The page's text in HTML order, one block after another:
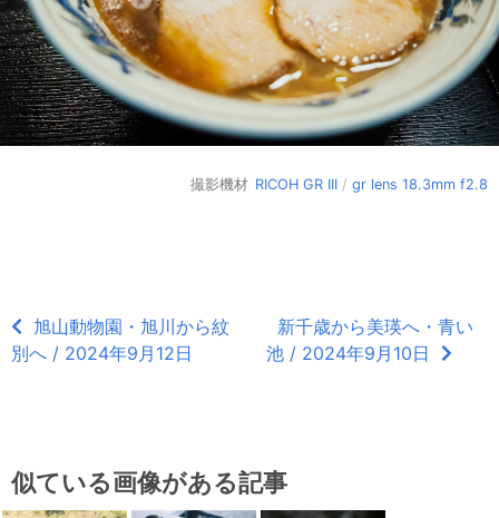
撮影機材 RICOH GR III / gr lens 18.3mm f2.8
旭山動物園・旭川から紋
別へ / 2024年9月12日
新千歳から美瑛へ・青い
池 / 2024年9月10日
似ている画像がある記事